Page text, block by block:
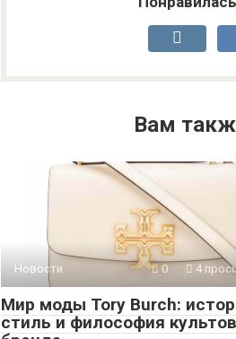
Вам
Новости 0 4
Мир моды Tory Burch:
стиль и философия